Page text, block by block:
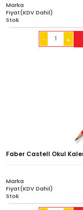
Marka
Fiyat(KDV Dahil)
Stok
- +
Faber Castell Okul
Marka
Fiyat(KDV Dahil)
Stok